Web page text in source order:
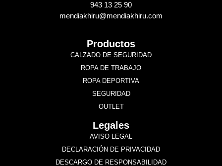
943 13 25 90
mendiakhiru@mendiakhiru.com
Productos
CALZADO DE SEGURIDAD
ROPA DE TRABAJO
ROPA DEPORTIVA
SEGURIDAD
OUTLET
Legales
AVISO LEGAL
DECLARACIÓN DE PRIVACIDAD
DESCARGO DE RESPONSABILIDAD